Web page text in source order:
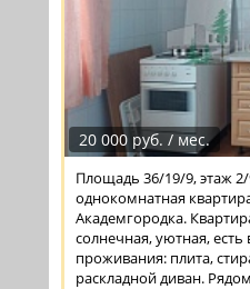
20 000 руб. / мес.
Площадь 36/19/9, этаж 2/
однокомнатная
Академгородка.
солнечная, уютная,
проживания: плита,
раскладной диван.